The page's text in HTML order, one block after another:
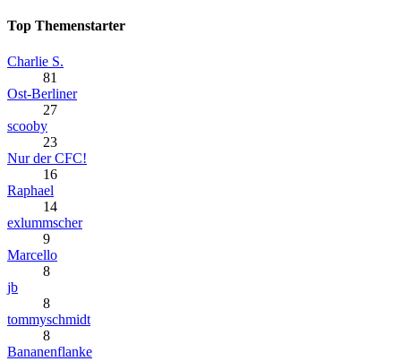
Top Themenstarter
Charlie S.
81
Ost-Berliner
27
scooby
23
Nur der CFC!
16
Raphael
14
exlummscher
9
Marcello
8
jb
8
tommyschmidt
8
Bananenflanke